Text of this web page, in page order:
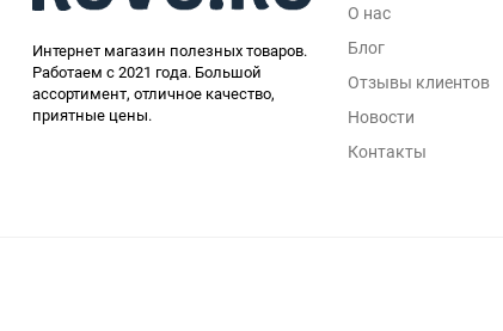
Интернет магазин полезных товаров.
Работаем с 2021 года. Большой
ассортимент, отличное качество,
приятные цены.
О нас
Блог
Отзывы клиентов
Новости
Контакты